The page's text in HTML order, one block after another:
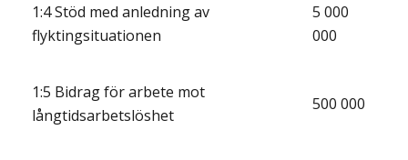
1:4 Stöd med anledning av
flyktingsituationen
5 000
000
1:5 Bidrag för arbete mot
långtidsarbetslöshet
500 000